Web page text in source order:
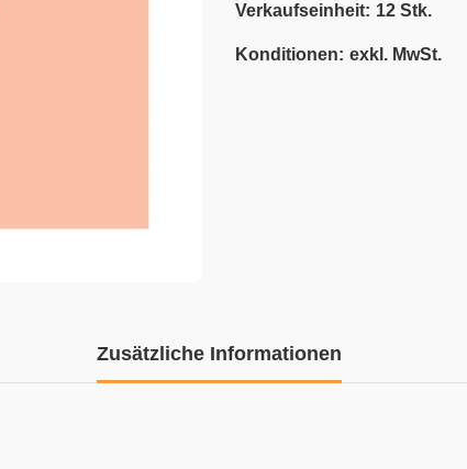
Verkaufseinheit: 12 Stk.
Konditionen: exkl. MwSt.
Zusätzliche Informationen